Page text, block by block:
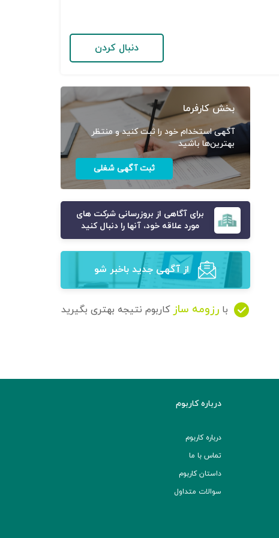
دنبال کردن
بخش کارفرما
آگهی استخدام خود را ثبت کنید و منتظر
بهترین‌ها باشید
ثبت آگهی شغلی
برای آگاهی از بروزرسانی شرکت های
مورد علاقه خود، آنها را دنبال کنید
از آگهی‌ جدید باخبر شو
با رزومه ساز کاربوم نتیجه بهتری بگیرید
درباره کاربوم
درباره کاربوم
تماس با ما
داستان کاربوم
سوالات متداول